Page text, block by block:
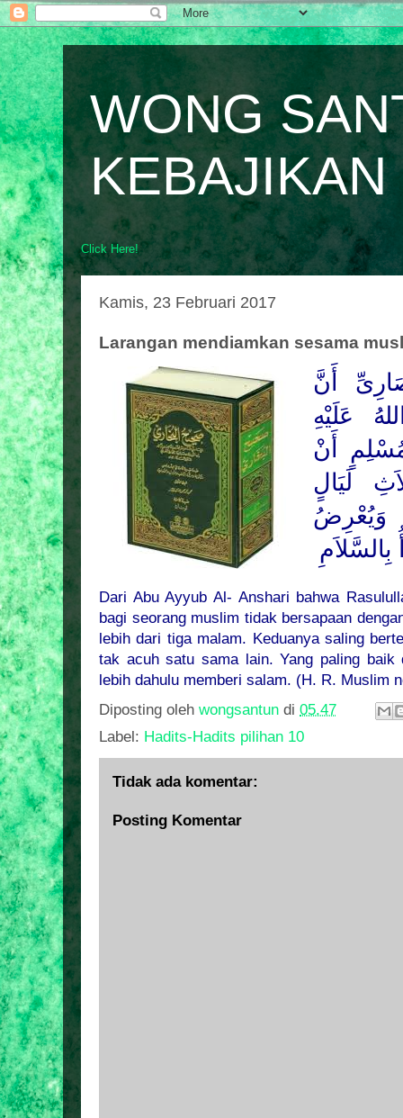
WONG
KEBAJIKAN
Click Here!
Kamis, 23 Februari 2017
Larangan mendiamkan sesama
أَنَّ
عَلَيْهِ
أَنْ
لَيَالٍ
وَيُعْرِضُ
بِالسَّلاَمِ
Dari Abu Ayyub Al- Anshari bahwa
bagi seorang muslim tidak bersapaan
lebih dari tiga malam. Keduanya saling
tak acuh satu sama lain. Yang paling baik
lebih dahulu memberi salam. (H. R. Muslim
Diposting oleh wongsantun di 05.47
Label: Hadits-Hadits pilihan 10
Tidak ada komentar:
Posting Komentar